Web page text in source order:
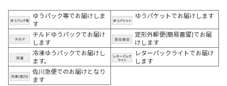
ゆうパック等でお届けしま
す
ゆうパケットでお届けします
チルドゆうパックでお届け
します
定形外郵便(簡易書留)でお届
けします
冷凍ゆうパックでお届けし
ます。
レターパックライトでお届け
します
佐川急便でのお届けとなり
ます